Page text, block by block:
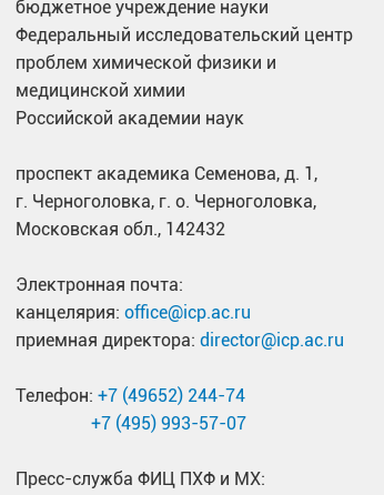
бюджетное учреждение науки
Федеральный исследовательский центр
проблем химической физики и
медицинской химии
Российской академии наук
проспект академика Семенова, д. 1,
г. Черноголовка, г. о. Черноголовка,
Московская обл., 142432
Электронная почта:
канцелярия: office@icp.ac.ru
приемная директора: director@icp.ac.ru
Телефон: +7 (49652) 244-74
+7 (495) 993-57-07
Пресс-служба ФИЦ ПХФ и МХ: